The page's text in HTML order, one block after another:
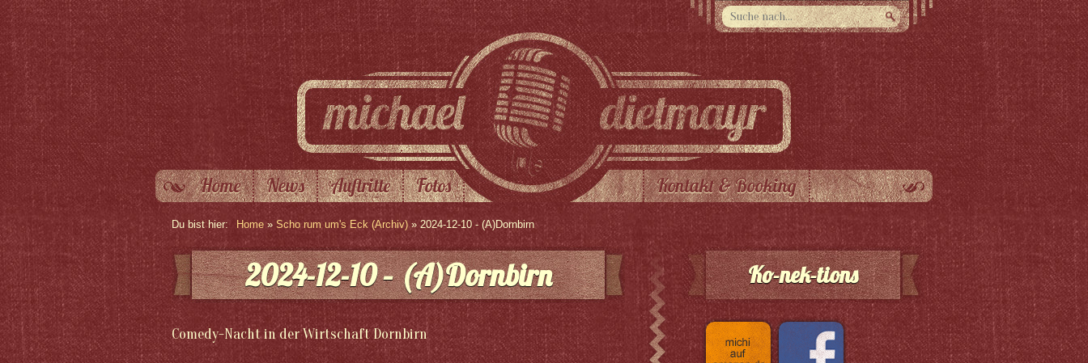
Home News Auftritte Fotos Kontakt & Booking
Du bist hier: Home» Scho rum um's Eck (Archiv)» 2024-12-10 - (A)Dornbirn
2024-12-10 – (A)Dornbirn
Comedy-Nacht in der Wirtschaft Dornbirn
Ko-nek-tions